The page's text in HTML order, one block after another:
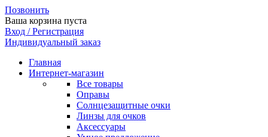
Позвонить
Ваша корзина пуста
Вход / Регистрация
Индивидуальный заказ
Главная
Интернет-магазин
Все товары
Оправы
Солнцезащитные очки
Линзы для очков
Аксессуары